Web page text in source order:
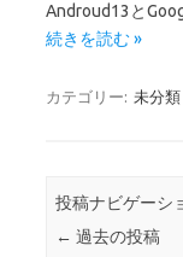
Androud13と
続きを読む »
カテゴリー: 未分類
投稿ナビゲーシ
← 過去の投稿